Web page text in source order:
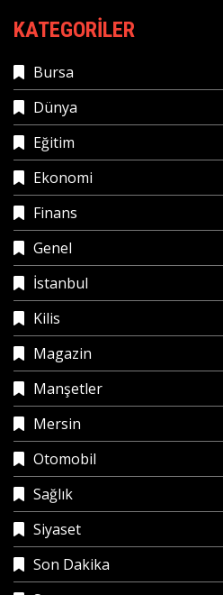
KATEGORILER
Bursa
Dünya
Eğitim
Ekonomi
Finans
Genel
İstanbul
Kilis
Magazin
Manşetler
Mersin
Otomobil
Sağlık
Siyaset
Son Dakika